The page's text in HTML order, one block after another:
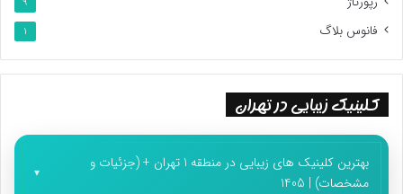
فانوس بلاگ 1
کلینیک زیبایی در تهران
بهترین کلینیک های زیبایی در منطقه 1 تهران + (جزئیات و
مشخصات) | 1405